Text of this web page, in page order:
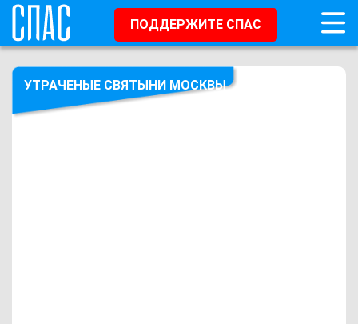
ПОДДЕРЖИТЕ СПАС
УТРАЧЕНЫЕ СВЯТЫНИ МОСКВЫ